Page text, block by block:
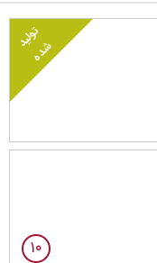
تولید
شده
۱۰